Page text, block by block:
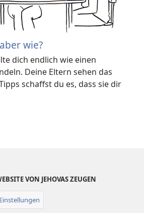
wie?
dich endlich wie einen
Deine Eltern sehen das
schaffst du es, dass sie dir
VON JEHOVAS ZEUGEN